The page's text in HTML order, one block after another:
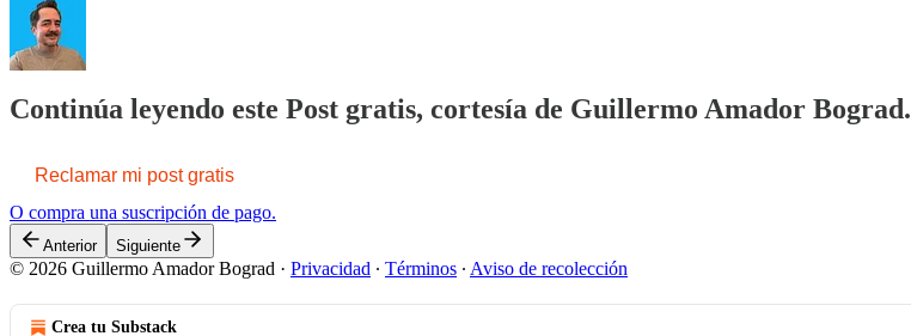
Continúa leyendo este Post gratis, cortesía de Guillermo Amador Bograd.
Reclamar mi post gratis
O compra una suscripción de pago.
Anterior Siguiente
© 2026 Guillermo Amador Bograd · Privacidad ∙ Términos ∙ Aviso de recolección
Crea tu Substack